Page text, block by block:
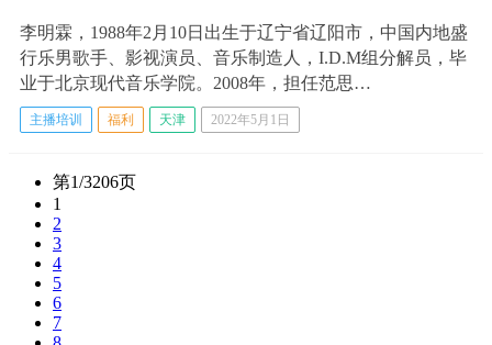
李明霖，1988年2月10日出生于辽宁省辽阳市，中国内地盛
行乐男歌手、影视演员、音乐制造人，I.D.M组分解员，毕
业于北京现代音乐学院。2008年，担任范思…
主播培训 福利 天津 2022年5月1日
第1/3206页
1
2
3
4
5
6
7